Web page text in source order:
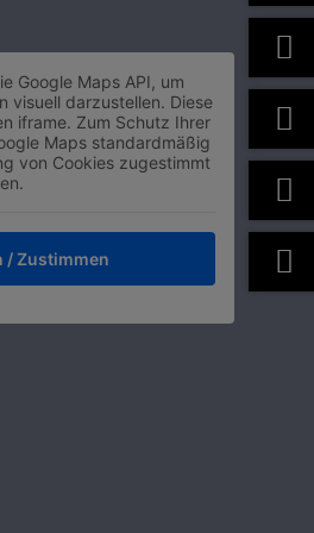
Google Maps API, um
visuell darzustellen. Diese
iframe. Zum Schutz Ihrer
Maps standardmäßig
von Cookies zugestimmt
/ Zustimmen